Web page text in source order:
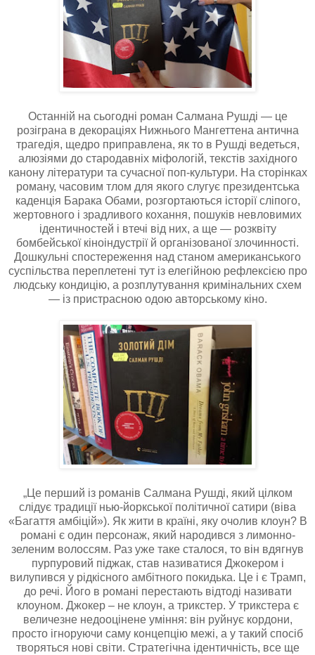
Останній на сьогодні роман Салмана Рушді — це
розіграна в декораціях Нижнього Мангеттена антична
трагедія, щедро приправлена, як то в Рушді ведеться,
алюзіями до стародавніх міфологій, текстів західного
канону літератури та сучасної поп-культури. На сторінках
роману, часовим тлом для якого слугує президентська
каденція Барака Обами, розгортаються історії сліпого,
жертовного і зрадливого кохання, пошуків невловимих
ідентичностей і втечі від них, а ще — розквіту
бомбейської кіноіндустрії й організованої злочинності.
Дошкульні спостереження над станом американського
суспільства переплетені тут із елегійною рефлексією про
людську кондицію, а розплутування кримінальних схем
— із пристрасною одою авторському кіно.
„Це перший із романів Салмана Рушді, який цілком
слідує традиції нью-йоркської політичної сатири (віва
«Багаття амбіцій»). Як жити в країні, яку очолив клоун? В
романі є один персонаж, який народився з лимонно-
зеленим волоссям. Раз уже таке сталося, то він вдягнув
пурпуровий піджак, став називатися Джокером і
вилупився у рідкісного амбітного покидька. Це і є Трамп,
до речі. Його в романі перестають відтоді називати
клоуном. Джокер – не клоун, а трикстер. У трикстера є
величезне недооцінене уміння: він руйнує кордони,
просто ігноруючи саму концепцію межі, а у такий спосіб
творяться нові світи. Стратегічна ідентичність, все ще